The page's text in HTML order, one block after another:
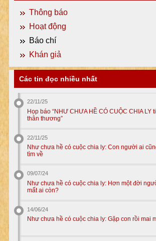
Thông báo
Hoạt động
Báo chí
Khán giả
Các tin đọc nhiều nhất
22/11/25
Họp báo “NHƯ CHƯA HỀ CÓ CUỘC CHIA LY
thân thương”
22/11/25
Như chưa hề có cuộc chia ly: Con người ai
tìm về
09/07/24
Như chưa hề có cuộc chia ly: Hơn một đời
mất ai còn?
14/06/24
Như chưa hề có cuộc chia ly: Gặp con rồi mai